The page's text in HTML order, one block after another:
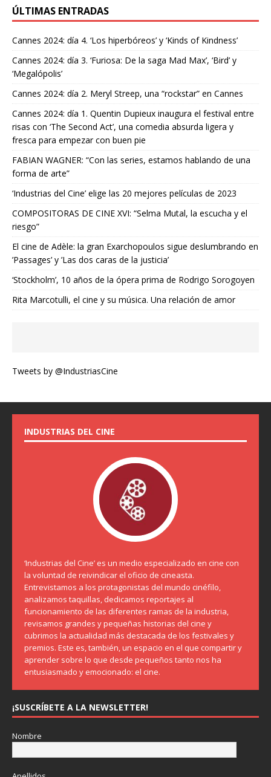
ÚLTIMAS ENTRADAS
Cannes 2024: día 4. ‘Los hiperbóreos’ y ‘Kinds of Kindness’
Cannes 2024: día 3. ‘Furiosa: De la saga Mad Max’, ‘Bird’ y
‘Megalópolis’
Cannes 2024: día 2. Meryl Streep, una “rockstar” en Cannes
Cannes 2024: día 1. Quentin Dupieux inaugura el festival entre
risas con ‘The Second Act’, una comedia absurda ligera y
fresca para empezar con buen pie
FABIAN WAGNER: “Con las series, estamos hablando de una
forma de arte”
‘Industrias del Cine’ elige las 20 mejores películas de 2023
COMPOSITORAS DE CINE XVI: “Selma Mutal, la escucha y el
riesgo”
El cine de Adèle: la gran Exarchopoulos sigue deslumbrando en
’Passages’ y ’Las dos caras de la justicia’
‘Stockholm’, 10 años de la ópera prima de Rodrigo Sorogoyen
Rita Marcotulli, el cine y su música. Una relación de amor
Tweets by @IndustriasCine
INDUSTRIAS DEL CINE
‘Industrias del Cine’ es un medio especializado en cine con
la voluntad de reivindicar el oficio de cineasta.
Entrevistamos a los protagonistas del mundo cinéfilo,
analizamos taquillas, dedicamos reportajes al
funcionamiento de las diferentes ramas de la industria,
revisamos grandes y pequeñas historias del cine y
cubrimos la actualidad más destacada de los festivales y
premios. Este es, también, un espacio en el que compartir y
aprender sobre lo que desde pequeños tanto nos ha
entusiasmado y emocionado: el cine.
¡SUSCRÍBETE A LA NEWSLETTER!
Nombre